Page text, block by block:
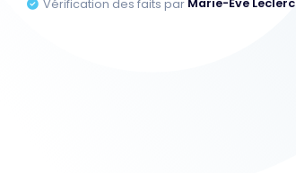
Vérification des faits par Marie-Ève Leclerc